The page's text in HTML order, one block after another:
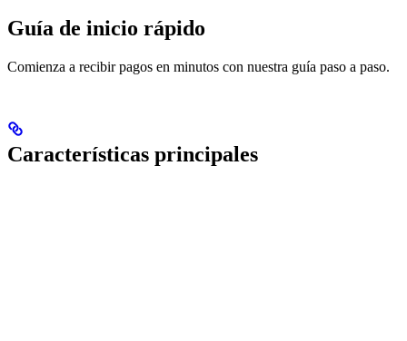
Guía de inicio rápido
Comienza a recibir pagos en minutos con nuestra guía paso a paso.
Características principales